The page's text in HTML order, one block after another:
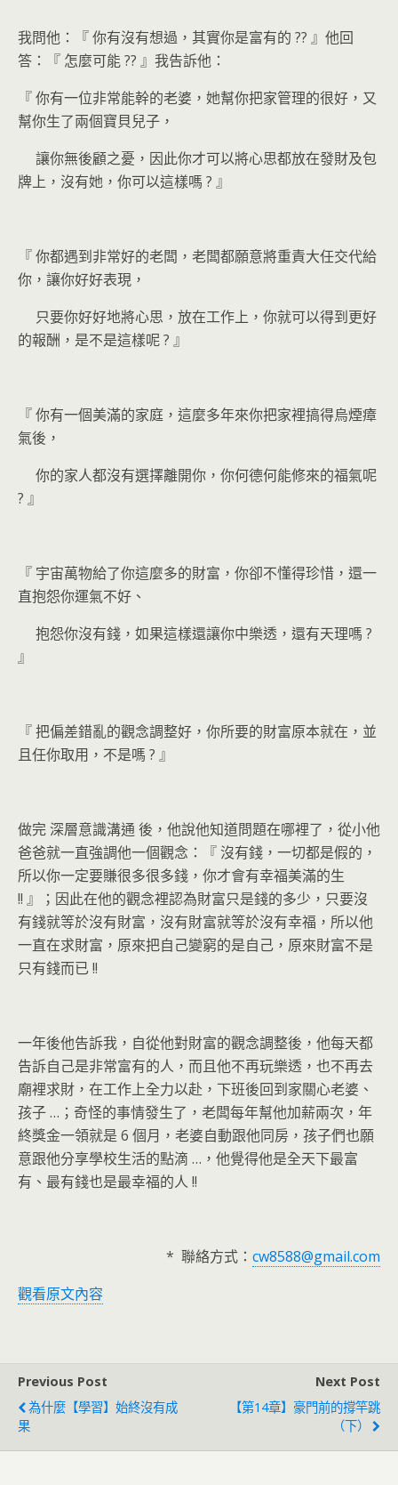
我問他：『你有沒有想過，其實你是富有的 ?? 』他回
答：『 怎麼可能?? 』我告訴他：
『你有一位非常能幹的老婆，她幫你把家管理的很好，又
幫你生了兩個寶貝兒子，
讓你無後顧之憂，因此你才可以將心思都放在發財及包
牌上，沒有她，你可以這樣嗎 ? 』
『你都遇到非常好的老闆，老闆都願意將重責大任交代給
你，讓你好好表現，
只要你好好地將心思，放在工作上，你就可以得到更好
的報酬，是不是這樣呢? 』
『你有一個美滿的家庭，這麼多年來你把家裡搞得烏煙瘴
氣後，
你的家人都沒有選擇離開你，你何德何能修來的福氣呢
? 』
『 宇宙萬物給了你這麼多的財富，你卻不懂得珍惜，還一
直抱怨你運氣不好、
抱怨你沒有錢，如果這樣還讓你中樂透，還有天理嗎 ?
』
『把偏差錯亂的觀念調整好，你所要的財富原本就在，並
且任你取用，不是嗎 ? 』
做完深層意識溝通 後，他說他知道問題在哪裡了，從小他
爸爸就一直強調他一個觀念：『沒有錢，一切都是假的，
所以你一定要賺很多很多錢，你才會有幸福美滿的生
!! 』；因此在他的觀念裡認為財富只是錢的多少，只要沒
有錢就等於沒有財富，沒有財富就等於沒有幸福，所以他
一直在求財富，原來把自己變窮的是自己，原來財富不是
只有錢而已!!
一年後他告訴我，自從他對財富的觀念調整後，他每天都
告訴自己是非常富有的人，而且他不再玩樂透，也不再去
廟裡求財，在工作上全力以赴，下班後回到家關心老婆、
孩子… ；奇怪的事情發生了，老闆每年幫他加薪兩次，年
終獎金一領就是 6 個月，老婆自動跟他同房，孩子們也願
意跟他分享學校生活的點滴 …，他覺得他是全天下最富
有、最有錢也是最幸福的人 !!
* 聯絡方式： cw8588@gmail.com
觀看原文內容
Previous Post
為什麼【學習】始終沒有成
果
Next Post
【第14章】豪門前的撐竿跳
（下）